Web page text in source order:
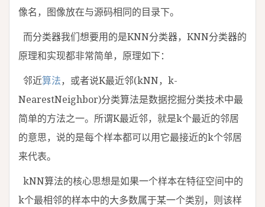
像名，图像放在与源码相同的目录下。
而分类器我们想要用的是KNN分类器，KNN分类器的
原理和实现都非常简单，原理如下：
邻近算法，或者说K最近邻(kNN，k-
NearestNeighbor)分类算法是数据挖掘分类技术中最
简单的方法之一。所谓K最近邻，就是k个最近的邻居
的意思，说的是每个样本都可以用它最接近的k个邻居
来代表。
kNN算法的核心思想是如果一个样本在特征空间中的
k个最相邻的样本中的大多数属于某一个类别，则该样